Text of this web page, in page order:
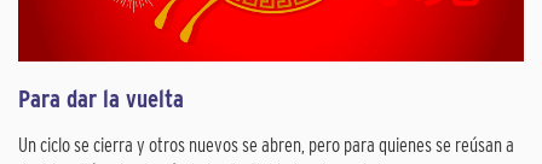
Para dar la vuelta
Un ciclo se cierra y otros nuevos se abren, pero para quienes se reúsan a